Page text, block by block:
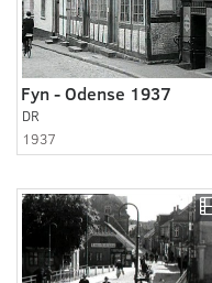
Fyn - Odense 1937
DR
1937